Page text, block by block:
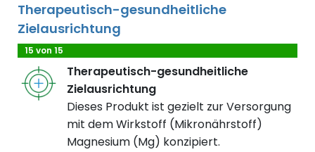
Therapeutisch-gesundheitliche
Zielausrichtung
15 von 15
Therapeutisch-gesundheitliche
Zielausrichtung
Dieses Produkt ist gezielt zur Versorgung
mit dem Wirkstoff (Mikronährstoff)
Magnesium (Mg) konzipiert.